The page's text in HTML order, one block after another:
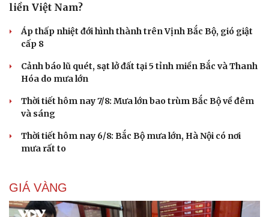
liền Việt Nam?
Áp thấp nhiệt đới hình thành trên Vịnh Bắc Bộ, gió giật
cấp 8
Cảnh báo lũ quét, sạt lở đất tại 5 tỉnh miền Bắc và Thanh
Hóa do mưa lớn
Thời tiết hôm nay 7/8: Mưa lớn bao trùm Bắc Bộ về đêm
và sáng
Thời tiết hôm nay 6/8: Bắc Bộ mưa lớn, Hà Nội có nơi
mưa rất to
GIÁ VÀNG